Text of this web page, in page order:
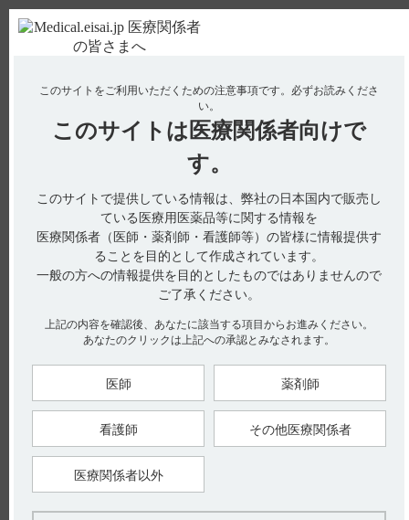
使用期限検索 Drug Information
No : 2066
【チョコラA・錠・末・滴】 副作用について教え
【チョコラA・錠・末・滴】
副作用について教えてください。
電子添文には、副作用に関する以下の記載があります。
通］
11．副作用（引用1、2、3）
次の副作用があらわれることがあるので、観察を十分に行い、
異常が認められた場合には投与を中止するなど適切な処置を行
うこと。
11．2 その他の副作用
注）大量・長期投与によるビタミンA過剰症状
【引用】
このサイトをご利用いただくための注意事項です。 必ずお読みくださ
い。
このサイトは 医療関係者向けで
す。
このサイトで提供している情報は、弊社の日本国内で販売し
ている医療用医薬品等に関する情報を
医療関係者（医師・薬剤師・看護師等）の皆様に情報提供す
ることを目的として作成されています。
一般の方への情報提供を目的としたものではありませんので
ご了承ください。
上記の内容を確認後、あなたに該当する項目からお進みください。
あなたのクリックは上記への承認とみなされます。
医師 薬剤師
看護師 その他医療関係者
医療関係者以外